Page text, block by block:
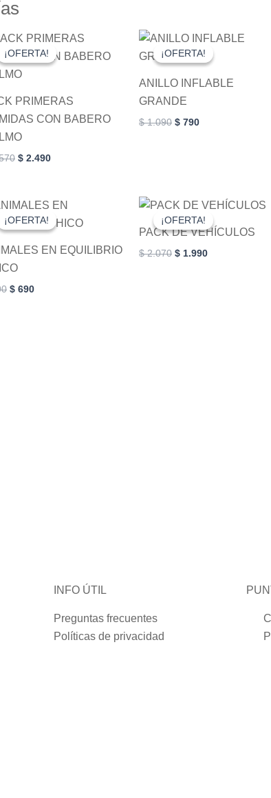
¡OFERTA!
¡OFERTA!
PRIMERAS
CON BABERO
Original
price
was:
$ 2.570.
$ 2.490
Current
is:
¡OFERTA!
¡OFERTA!
ANILLO INFLABLE
GRANDE
$1.090
Original
price
was:
$ 790
Current
price
is:
This
product
The
chosen
the
product
¡OFERTA!
¡OFERTA!
EN EQUILIBRIO
Original
price
was:
$ 690
Current
price
is:
¡OFERTA!
¡OFERTA!
PACK DE VEHÍCULOS
$2.070
Original
price
was:
$ 2.070.
$ 1.990
Current
is:
$ 1.990.
INFO ÚTIL
Preguntas frecuentes
Políticas de privacidad